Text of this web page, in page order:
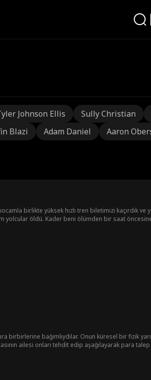
Johnson Ellis Sully Christian
Blazi Adam Daniel Aaron
birlikte yüksek hızlı tren biletimizi kaçırdık
yolcular öldü. Kader beni ölümden bir saat
bağımlıydılar. Onun küresel bir fizik
ailesi onları tehdit edip aşağılayarak para